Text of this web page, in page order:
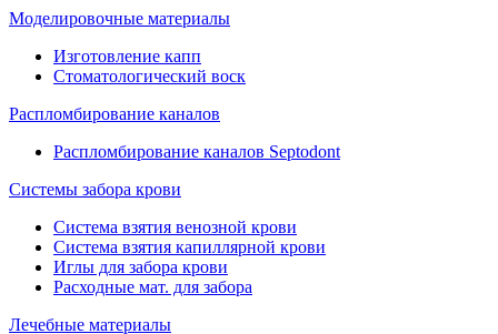
Моделировочные материалы
Изготовление капп
Стоматологический воск
Распломбирование каналов
Распломбирование каналов Septodont
Системы забора крови
Система взятия венозной крови
Система взятия капиллярной крови
Иглы для забора крови
Расходные мат. для забора
Лечебные материалы